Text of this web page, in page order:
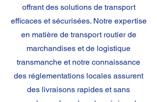
offrant des solutions de transport
efficaces et sécurisées. Notre expertise
en matière de transport routier de
marchandises et de logistique
transmanche et notre connaissance
des réglementations locales assurent
des livraisons rapides et sans